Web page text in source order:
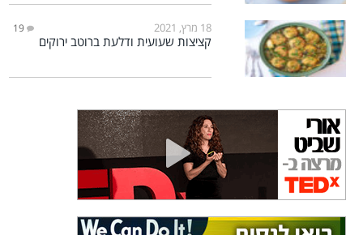
18 מרץ, 2021 19
קציצות שעועית ודלעת ברוטב ירוקים